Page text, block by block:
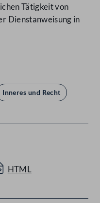
Tätigkeit von
Dienstanweisung in
Inneres und Recht
HTML